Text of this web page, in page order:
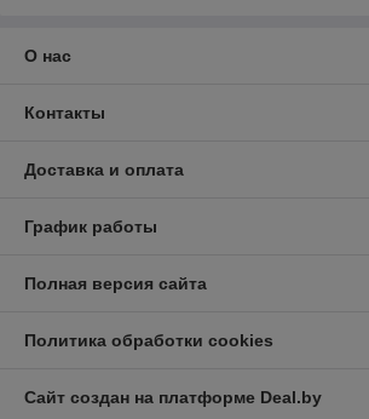
О нас
Контакты
Доставка и оплата
График работы
Полная версия сайта
Политика обработки cookies
Сайт создан на платформе Deal.by